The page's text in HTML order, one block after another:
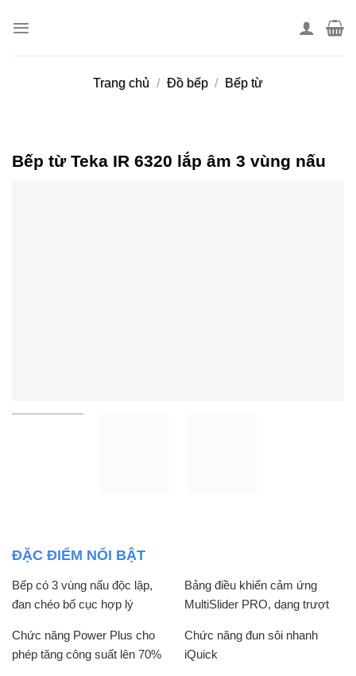
Trang chủ / Đồ bếp / Bếp từ
Bếp từ Teka IR 6320 lắp âm 3 vùng nấu
ĐẶC ĐIỂM NỔI BẬT
Bếp có 3 vùng nấu độc lập,
đan chéo bố cục hợp lý
Bảng điều khiển cảm ứng
MultiSlider PRO, dạng trượt
Chức năng Power Plus cho
phép tăng công suất lên 70%
Chức năng đun sôi nhanh
iQuick